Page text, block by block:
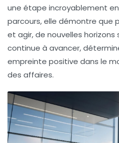
une étape incroyablement
parcours, elle démontre que
et agir, de nouvelles horizons
continue à avancer,
empreinte positive dans le
des affaires.